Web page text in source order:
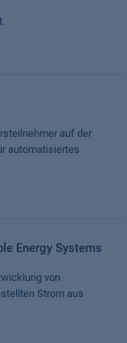
auf der
automatisiertes
Energy Systems
von
Strom aus